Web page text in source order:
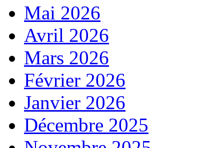
Mai 2026
Avril 2026
Mars 2026
Février 2026
Janvier 2026
Décembre 2025